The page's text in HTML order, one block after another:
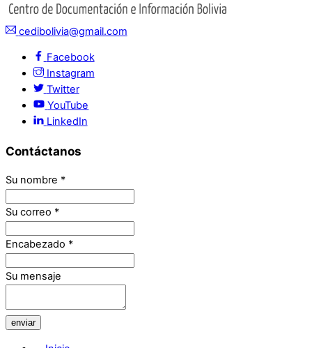
cedibolivia@gmail.com
Facebook
Instagram
Twitter
YouTube
LinkedIn
Contáctanos
Su nombre *
Su correo *
Encabezado *
Su mensaje
enviar